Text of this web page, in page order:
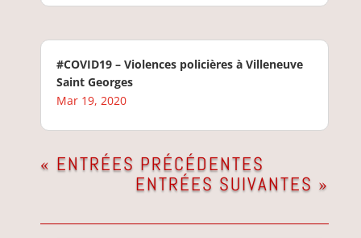
#COVID19 – Violences policières à Villeneuve
Saint Georges
Mar 19, 2020
« ENTRÉES PRÉCÉDENTES
ENTRÉES SUIVANTES »